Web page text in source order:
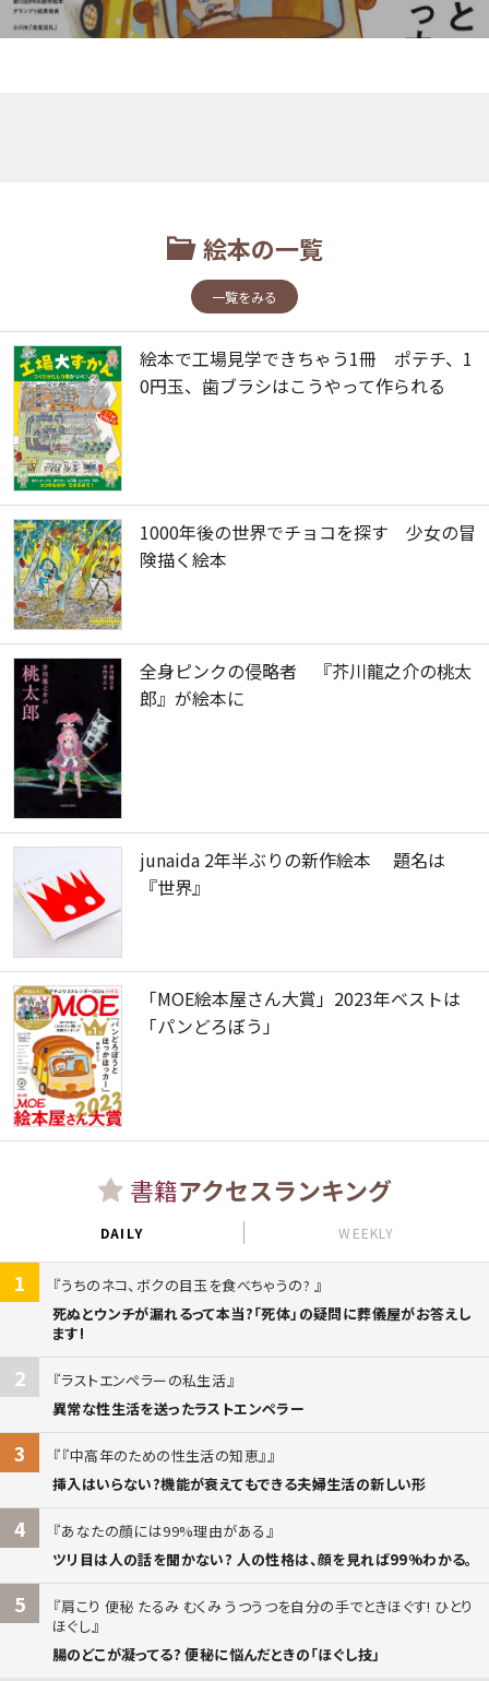
絵本の一覧
一覧をみる
絵本で工場見学できちゃう1冊 ポテチ、1
0円玉、歯ブラシはこうやって作られる
1000年後の世界でチョコを探す 少女の冒
険描く絵本
全身ピンクの侵略者 『芥川龍之介の桃太
郎』が絵本に
junaida 2年半ぶりの新作絵本 題名は
『世界』
「MOE絵本屋さん大賞」2023年ベストは
「パンどろぼう」
書籍アクセスランキング
DAILY WEEKLY
1
うちのネコ、ボクの目玉を食べちゃうの?
死ぬとウンチが漏れるって本当?「死体」の疑問に葬儀屋がお答えし
ます!
2
ラストエンペラーの私生活
異常な性生活を送ったラストエンペラー
3
『中高年のための性生活の知恵』
挿入はいらない?機能が衰えてもできる夫婦生活の新しい形
4
あなたの顔には99%理由がある
ツリ目は人の話を聞かない? 人の性格は、顔を見れば99%わかる。
5
肩こり 便秘 たるみ むくみ うつうつを自分の手でときほぐす! ひとり
ほぐし
腸のどこが凝ってる? 便秘に悩んだときの「ほぐし技」